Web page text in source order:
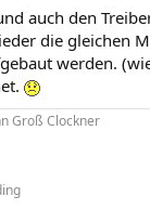
auch den
die gleichen
werden.
Groß Clockner